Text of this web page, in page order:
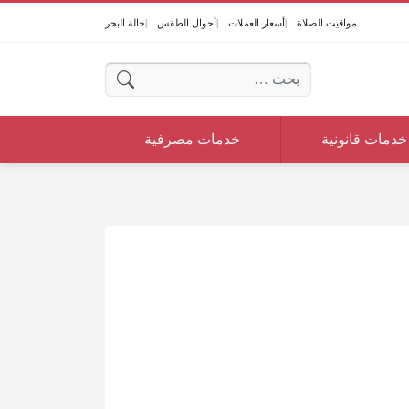
مواقيت الصلاة أسعار العملات أحوال الطقس حالة البحر
البحث عن:
خدمات قانونية خدمات مصرفية